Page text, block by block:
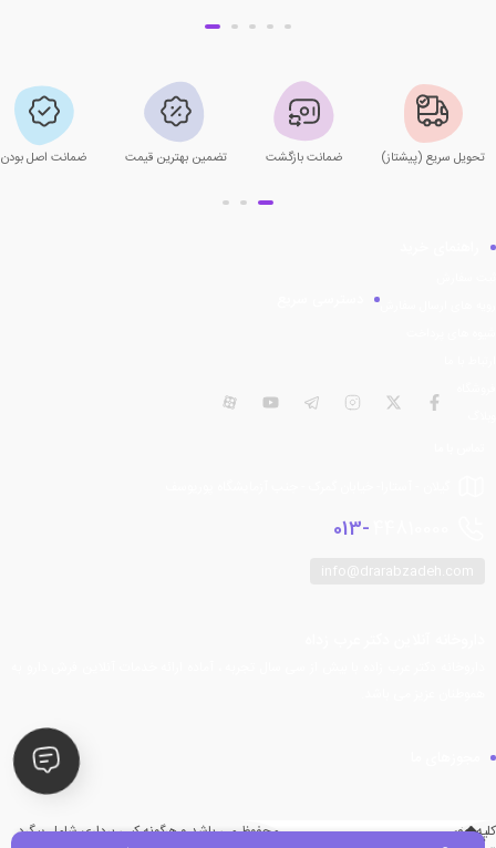
تحویل سریع (پیشتاز) ضمانت بازگشت تضمین بهترین قیمت ضمانت اصل بودن
013-
info@drarabzadeh.com
فیسبوک توییتر اینستاگرام تلگرام یوتیوب
کلیه حقوق مادی و معنوی برای این سایت محفوظ می باشد و هرگونه کپی برداری شامل پیگرد